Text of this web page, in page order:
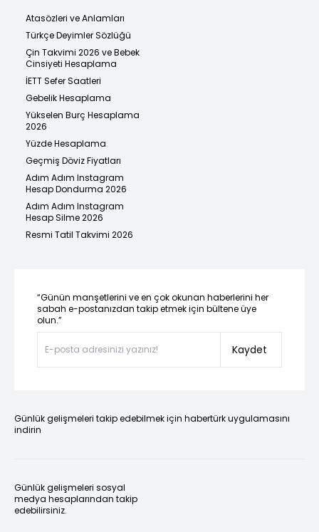
Atasözleri ve Anlamları
Türkçe Deyimler Sözlüğü
Çin Takvimi 2026 ve Bebek
Cinsiyeti Hesaplama
İETT Sefer Saatleri
Gebelik Hesaplama
Yükselen Burç Hesaplama
2026
Yüzde Hesaplama
Geçmiş Döviz Fiyatları
Adım Adım Instagram
Hesap Dondurma 2026
Adım Adım Instagram
Hesap Silme 2026
Resmi Tatil Takvimi 2026
“Günün manşetlerini ve en çok okunan haberlerini her
sabah e-postanızdan takip etmek için bültene üye
olun.”
Kaydet
Günlük gelişmeleri takip edebilmek için habertürk uygulamasını
indirin
Günlük gelişmeleri sosyal
medya hesaplarından takip
edebilirsiniz.